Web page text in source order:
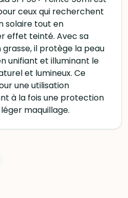
ceux qui recherchent
solaire tout en
effet teinté. Avec sa
il protège la peau
unifiant et illuminant le
et lumineux. Ce
une utilisation
à la fois une protection
maquillage.